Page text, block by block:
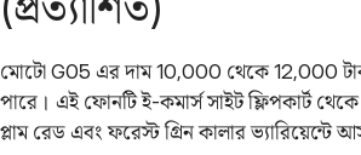
মোটো G05 এর দাম 10,000 থেকে 12,000
পারে। এই ফোনটি ই-কমার্স সাইট ফ্লিপকার্ট থেকে
প্লাম রেড এবং ফরেস্ট গ্রিন কালার